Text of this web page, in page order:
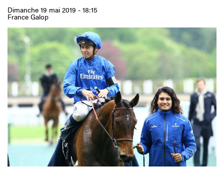
Dimanche 19 mai 2019 - 18:15
France Galop